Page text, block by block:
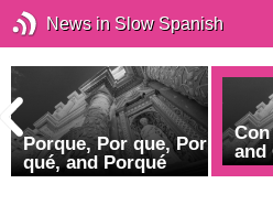
News in Slow Spanish
Porque, Por que, Por
qué, and Porqué
and